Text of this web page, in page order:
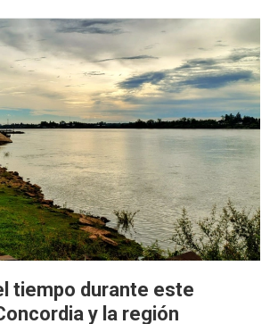
tiempo durante este
y la región